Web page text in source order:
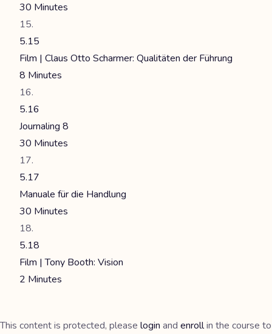
30 Minutes
5.15
Film | Claus Otto Scharmer: Qualitäten der Führung
8 Minutes
5.16
Journaling 8
30 Minutes
5.17
Manuale für die Handlung
30 Minutes
5.18
Film | Tony Booth: Vision
2 Minutes
This content is protected, please login and enrollin the course to